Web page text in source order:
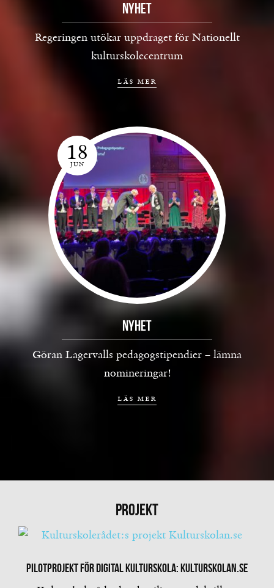
Nyhet
Regeringen utökar uppdraget för Nationellt
kulturskolecentrum
läs mer
18
JUN
Nyhet
Göran Lagervalls pedagogstipendier – lämna
nomineringar!
läs mer
PROJEKT
Pilotprojekt för digital kulturskola: Kulturskolan.se